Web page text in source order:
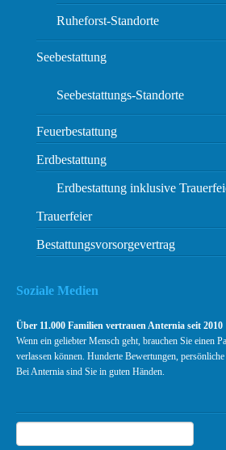
Ruheforst-Standorte
Seebestattung
Seebestattungs-Standorte
Feuerbestattung
Erdbestattung
Erdbestattung inklusive
Trauerfeier
Bestattungsvorsorgevertrag
Soziale Medien
Über 11.000 Familien vertrauen Anternia seit 2010
Wenn ein geliebter Mensch geht, brauchen Sie einen
verlassen können. Hunderte Bewertungen,
Bei Anternia sind Sie in guten Händen.